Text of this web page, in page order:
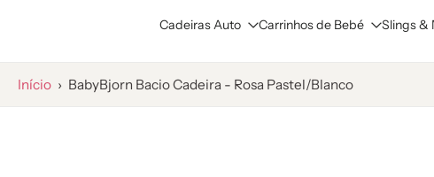
Cadeiras Auto Carrinhos de Bebé Slings &
Início › BabyBjorn Bacio Cadeira - Rosa Pastel/Blanco